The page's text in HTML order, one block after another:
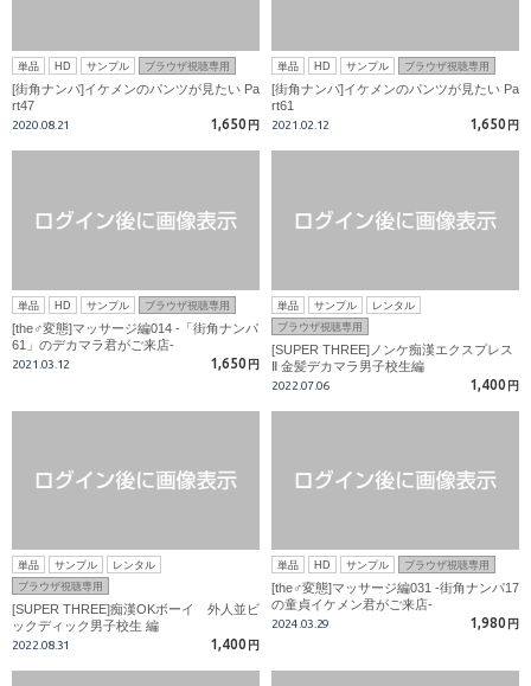
単品 HD サンプル ブラウザ視聴専用
[街角ナンパ]イケメンのパンツが見たい Pa
rt47
2020.08.21 1,650 円
単品 HD サンプル ブラウザ視聴専用
[街角ナンパ]イケメンのパンツが見たい Pa
rt61
2021.02.12 1,650 円
単品 HD サンプル ブラウザ視聴専用
[the♂変態]マッサージ編014 -「街角ナンパ
61」のデカマラ君がご来店-
2021.03.12 1,650 円
単品 サンプル
レンタル
ブラウザ視聴専用
[SUPER THREE]ノンケ痴漢エクスプレス
Ⅱ 金髪デカマラ男子校生編
2022.07.06 1,400 円
単品 サンプル
レンタル
ブラウザ視聴専用
[SUPER THREE]痴漢OKボーイ 外人並ビ
ックディック男子校生 編
2022.08.31 1,400 円
単品 HD サンプル ブラウザ視聴専用
[the♂変態]マッサージ編031 -街角ナンパ17
の童貞イケメン君がご来店-
2024.03.29 1,980 円